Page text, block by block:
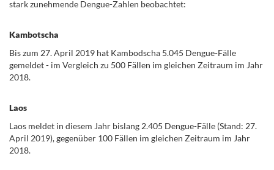
stark zunehmende Dengue-Zahlen beobachtet:
Kambotscha
Bis zum 27. April 2019 hat Kambodscha 5.045 Dengue-Fälle
gemeldet - im Vergleich zu 500 Fällen im gleichen Zeitraum im Jahr
2018.
Laos
Laos meldet in diesem Jahr bislang 2.405 Dengue-Fälle (Stand: 27.
April 2019), gegenüber 100 Fällen im gleichen Zeitraum im Jahr
2018.